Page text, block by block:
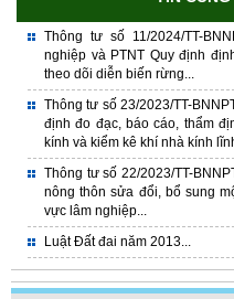
Thông tư số 11/2024/TT-
nghiệp và PTNT Quy định
theo dõi diễn biến rừng...
Thông tư số 23/2023/TT-
định đo đạc, báo cáo, thẩm
kính và kiểm kê khí nhà kính
Thông tư số 22/2023/TT-
nông thôn sửa đổi, bổ sung
vực lâm nghiệp...
Luật Đất đai năm 2013...